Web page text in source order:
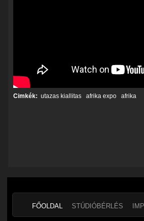
Cimkék: utazas kiallitas afrika expo afrika
FŐOLDAL STÚDIÓBÉRLÉS